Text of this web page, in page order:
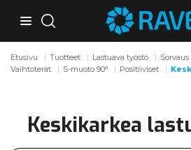
Etusivu Tuotteet Lastuava työstö Sorvaus
Vaihtoterät
S-muoto 90° Positiiviset
Keskikarkea